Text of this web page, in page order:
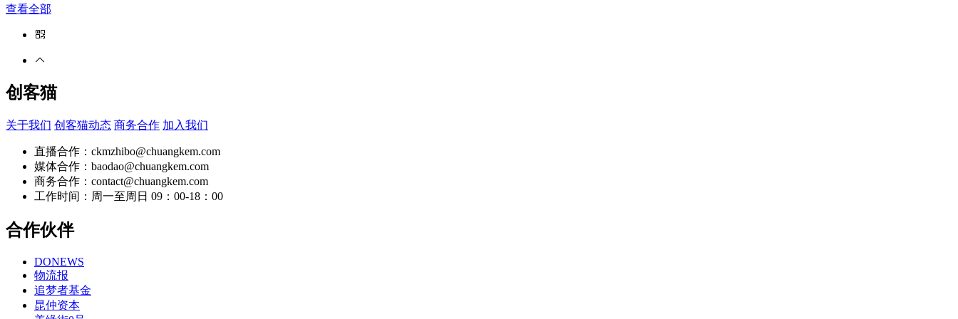
查看全部
创客猫
关于我们 创客猫动态 商务合作 加入我们
直播合作：ckmzhibo@chuangkem.com
媒体合作：baodao@chuangkem.com
商务合作：contact@chuangkem.com
工作时间：周一至周日 09：00-18：00
合作伙伴
DONEWS
物流报
追梦者基金
昆仲资本